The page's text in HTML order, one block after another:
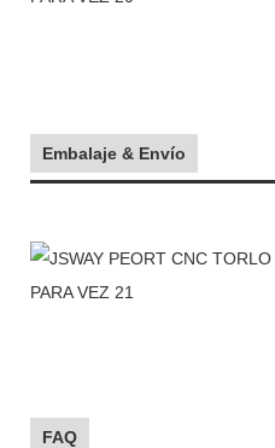
Embalaje & Envío
FAQ